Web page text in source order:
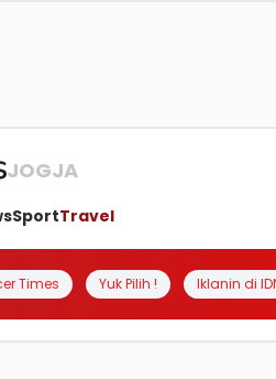
JOGJA
SportTravel
Times Yuk Pilih ! Iklanin di